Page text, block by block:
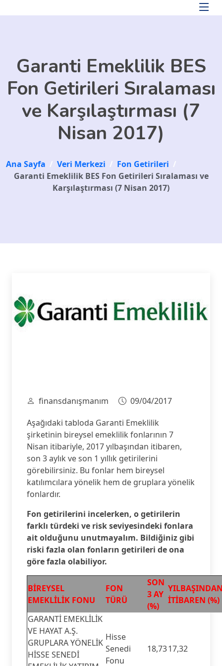
Garanti Emeklilik BES
Fon Getirileri Sıralaması
ve Karşılaştırması (7
Nisan 2017)
Ana Sayfa / Veri Merkezi / Fon Getirileri /
Garanti Emeklilik BES Fon Getirileri Sıralaması ve
Karşılaştırması (7 Nisan 2017)
finansdanışmanım
09/04/2017
Aşağıdaki tabloda Garanti Emeklilik
şirketinin bireysel emeklilik fonlarının 7
Nisan itibariyle, 2017 yılbaşından itibaren,
son 3 aylık ve son 1 yıllık getirilerini
görebilirsiniz. Bu fonlar hem bireysel
katılımcılara yönelik hem de gruplara yönelik
fonlardır.
Fon getirilerini incelerken, o getirilerin
farklı türdeki ve risk seviyesindeki fonlara
ait olduğunu unutmayalım. Bildiğiniz gibi
riski fazla olan fonların getirileri de ona
göre fazla olabiliyor.
BİREYSEL
EMEKLİLİK FONU
FON
TÜRÜ
SON
3 AY
(%)
İTİBAREN (%)
GARANTİ EMEKLİLİK
VE HAYAT A.Ş.
GRUPLARA YÖNELİK
HİSSE SENEDİ
Hisse
Senedi
Fonu
18,7317,32